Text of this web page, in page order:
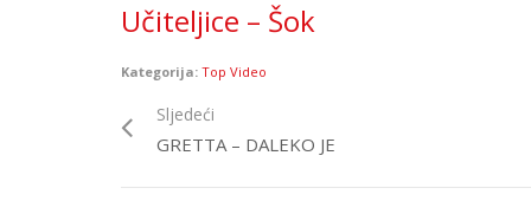
TRENUTNO SE PRIKAZUJE
Učiteljice – Šok
Kategorija: Top Video
Sljedeći
GRETTA – DALEKO JE